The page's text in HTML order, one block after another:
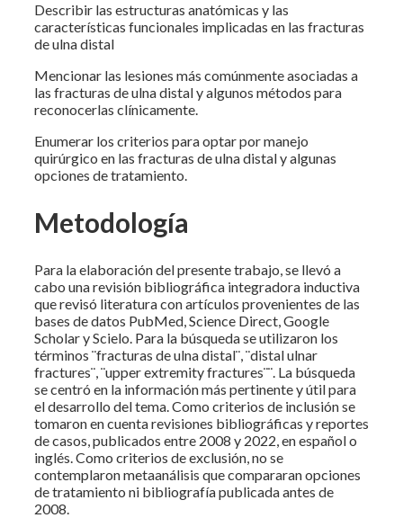
Describir las estructuras anatómicas y las
características funcionales implicadas en las fracturas
de ulna distal
Mencionar las lesiones más comúnmente asociadas a
las fracturas de ulna distal y algunos métodos para
reconocerlas clínicamente.
Enumerar los criterios para optar por manejo
quirúrgico en las fracturas de ulna distal y algunas
opciones de tratamiento.
Metodología
Para la elaboración del presente trabajo, se llevó a
cabo una revisión bibliográfica integradora inductiva
que revisó literatura con artículos provenientes de las
bases de datos PubMed, Science Direct, Google
Scholar y Scielo. Para la búsqueda se utilizaron los
términos ¨fracturas de ulna distal¨, ¨distal ulnar
fractures¨, ¨upper extremity fractures¨¨. La búsqueda
se centró en la información más pertinente y útil para
el desarrollo del tema. Como criterios de inclusión se
tomaron en cuenta revisiones bibliográficas y reportes
de casos, publicados entre 2008 y 2022, en español o
inglés. Como criterios de exclusión, no se
contemplaron metaanálisis que compararan opciones
de tratamiento ni bibliografía publicada antes de
2008.